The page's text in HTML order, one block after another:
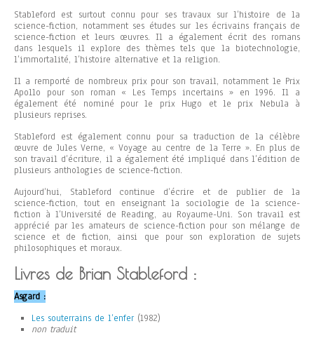
Stableford est surtout connu pour ses travaux sur l’histoire de la
science-fiction, notamment ses études sur les écrivains français de
science-fiction et leurs œuvres. Il a également écrit des romans
dans lesquels il explore des thèmes tels que la biotechnologie,
l’immortalité, l’histoire alternative et la religion.
Il a remporté de nombreux prix pour son travail, notamment le Prix
Apollo pour son roman « Les Temps incertains » en 1996. Il a
également été nominé pour le prix Hugo et le prix Nebula à
plusieurs reprises.
Stableford est également connu pour sa traduction de la célèbre
œuvre de Jules Verne, « Voyage au centre de la Terre ». En plus de
son travail d’écriture, il a également été impliqué dans l’édition de
plusieurs anthologies de science-fiction.
Aujourd’hui, Stableford continue d’écrire et de publier de la
science-fiction, tout en enseignant la sociologie de la science-
fiction à l’Université de Reading, au Royaume-Uni. Son travail est
apprécié par les amateurs de science-fiction pour son mélange de
science et de fiction, ainsi que pour son exploration de sujets
philosophiques et moraux.
Livres de Brian Stableford :
Asgard :
Les souterrains de l’enfer (1982)
non traduit